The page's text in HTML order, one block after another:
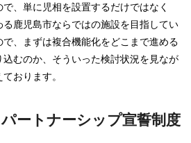
、単に児相を設置するだけではなく
鹿児島市ならではの施設を目指してい
、まずは複合機能化をどこまで進める
むのか、そういった検討状況を見なが
おります。
ートナーシップ宣誓制度